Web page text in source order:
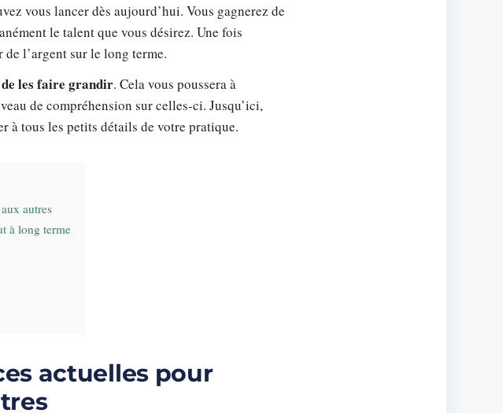
vous lancer dès aujourd’hui. Vous gagnerez de
le talent que vous désirez. Une fois
l’argent sur le long terme.
les faire grandir. Cela vous poussera à
de compréhension sur celles-ci. Jusqu’ici,
à tous les petits détails de votre pratique.
autres
à long terme
actuelles pour